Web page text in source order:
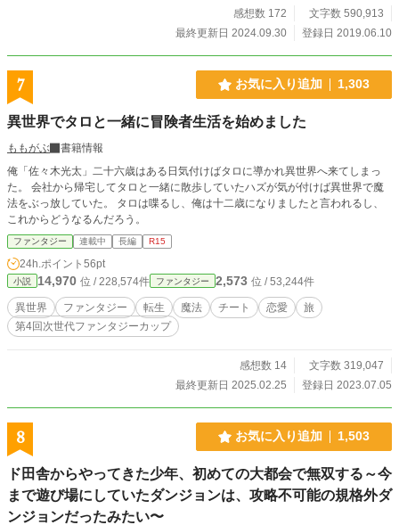
感想数 172
文字数 590,913
最終更新日 2024.09.30
登録日 2019.06.10
7 お気に入り追加 1,303
異世界でタロと一緒に冒険者生活を始めました
ももがぶ
書籍情報
俺「佐々木光太」二十六歳はある日気付けばタロに導かれ異世界へ来てしまっ
た。 会社から帰宅してタロと一緒に散歩していたハズが気が付けば異世界で魔
法をぶっ放していた。 タロは喋るし、俺は十二歳になりましたと言われるし、
これからどうなるんだろう。
ファンタジー 連載中 長編 R15
24h.ポイント 56pt
小説 14,970 位 / 228,574件 ファンタジー 2,573 位 / 53,244件
異世界 ファンタジー 転生 魔法 チート 恋愛
旅
第4回次世代ファンタジーカップ
感想数 14
文字数 319,047
最終更新日 2025.02.25
登録日 2023.07.05
8 お気に入り追加 1,503
ド田舎からやってきた少年、初めての大都会で無双する～今
まで遊び場にしていたダンジョンは、攻略不可能の規格外ダ
ンジョンだったみたい〜